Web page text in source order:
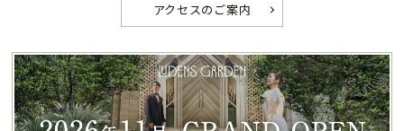
アクセスのご案内